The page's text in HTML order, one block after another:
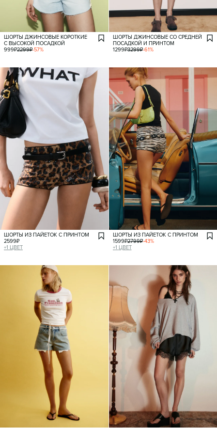
ШОРТЫ ДЖИНСОВЫЕ КОРОТКИЕ
С ВЫСОКОЙ ПОСАДКОЙ
999₽2299₽-57%
ШОРТЫ ДЖИНСОВЫЕ СО СРЕДНЕЙ
ПОСАДКОЙ И ПРИНТОМ
1299₽3299₽-61%
ШОРТЫ ИЗ ПАЙЕТОК С ПРИНТОМ
2599₽
+1 ЦВЕТ
ШОРТЫ ИЗ ПАЙЕТОК С ПРИНТОМ
1599₽2799₽-43%
+1 ЦВЕТ